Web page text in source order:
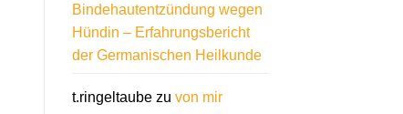
Bindehautentzündung wegen
Hündin – Erfahrungsbericht
der Germanischen Heilkunde
t.ringeltaubezu von mir